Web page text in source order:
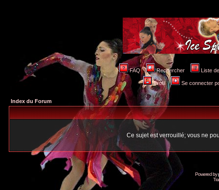
FAQ Rechercher Liste
Profil Se connecter
Index du Forum
Ce sujet est verrouillé; vous ne
Powered by